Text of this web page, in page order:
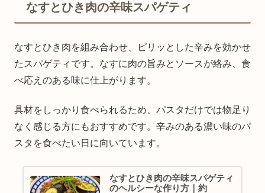
なすとひき肉の辛味スパゲティ
なすとひき肉を組み合わせ、ピリッとした辛みを効かせ
たスパゲティです。なすに肉の旨みとソースが絡み、食
べ応えのある味に仕上がります。
具材をしっかり食べられるため、パスタだけでは物足り
なく感じる方にもおすすめです。辛みのある濃い味のパ
スタを食べたい日に向いています。
なすとひき肉の辛味スパゲティ
のヘルシーな作り方｜約